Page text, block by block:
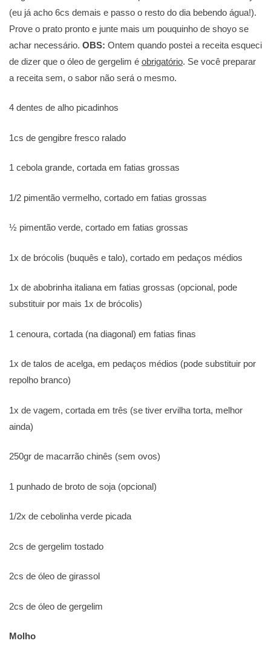
(eu já acho 6cs demais e passo o resto do dia bebendo água!).
Prove o prato pronto e junte mais um pouquinho de shoyo se
achar necessário. OBS: Ontem quando postei a receita esqueci
de dizer que o óleo de gergelim é obrigatório. Se você preparar
a receita sem, o sabor não será o mesmo.
4 dentes de alho picadinhos
1cs de gengibre fresco ralado
1 cebola grande, cortada em fatias grossas
1/2 pimentão vermelho, cortado em fatias grossas
½ pimentão verde, cortado em fatias grossas
1x de brócolis (buquês e talo), cortado em pedaços médios
1x de abobrinha italiana em fatias grossas (opcional, pode
substituir por mais 1x de brócolis)
1 cenoura, cortada (na diagonal) em fatias finas
1x de talos de acelga, em pedaços médios (pode substituir por
repolho branco)
1x de vagem, cortada em três (se tiver ervilha torta, melhor
ainda)
250gr de macarrão chinês (sem ovos)
1 punhado de broto de soja (opcional)
1/2x de cebolinha verde picada
2cs de gergelim tostado
2cs de óleo de girassol
2cs de óleo de gergelim
Molho